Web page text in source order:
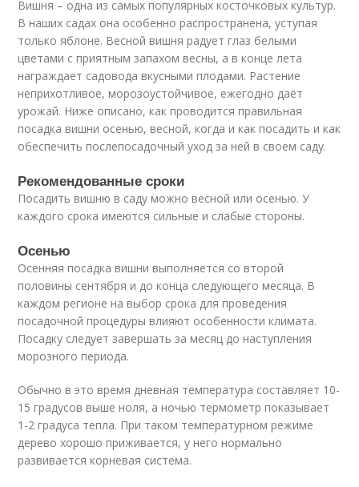
Вишня – одна из самых популярных косточковых культур.
В наших садах она особенно распространена, уступая
только яблоне. Весной вишня радует глаз белыми
цветами с приятным запахом весны, а в конце лета
награждает садовода вкусными плодами. Растение
неприхотливое, морозоустойчивое, ежегодно даёт
урожай. Ниже описано, как проводится правильная
посадка вишни осенью, весной, когда и как посадить и как
обеспечить послепосадочный уход за ней в своем саду.
Рекомендованные сроки
Посадить вишню в саду можно весной или осенью. У
каждого срока имеются сильные и слабые стороны.
Осенью
Осенняя посадка вишни выполняется со второй
половины сентября и до конца следующего месяца. В
каждом регионе на выбор срока для проведения
посадочной процедуры влияют особенности климата.
Посадку следует завершать за месяц до наступления
морозного периода.
Обычно в это время дневная температура составляет 10-
15 градусов выше ноля, а ночью термометр показывает
1-2 градуса тепла. При таком температурном режиме
дерево хорошо приживается, у него нормально
развивается корневая система.